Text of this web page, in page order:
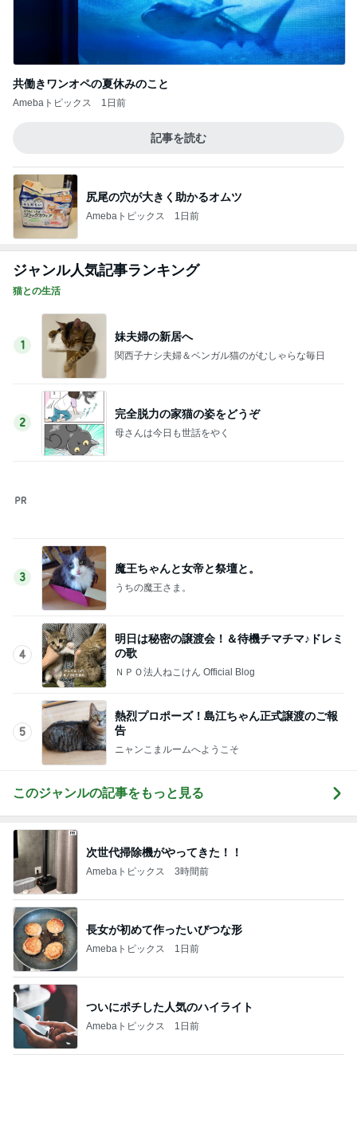
ジャンル人気記事ランキング
妹夫婦の新居へ
2
母さんは今日も世話をやく
3
魔王ちゃんと女帝と祭壇と。
うちの魔王さま。
4
明日は秘密の譲渡会！＆待機チマチマ♪ドレミ
の歌
ＮＰＯ法人ねこけん Official Blog
5
このジャンルの記事をもっと見る
次世代掃除機がやってきた！！
Amebaトピックス 3時間前
長女が初めて作ったいびつな形
Amebaトピックス 1日前
Amebaトピックス 1日前
ご褒美に食べた1個630円のマカロン
Amebaトピックス 10時間前
皆が羨む大学に25年勤めた幸運
Amebaトピックス 1日前